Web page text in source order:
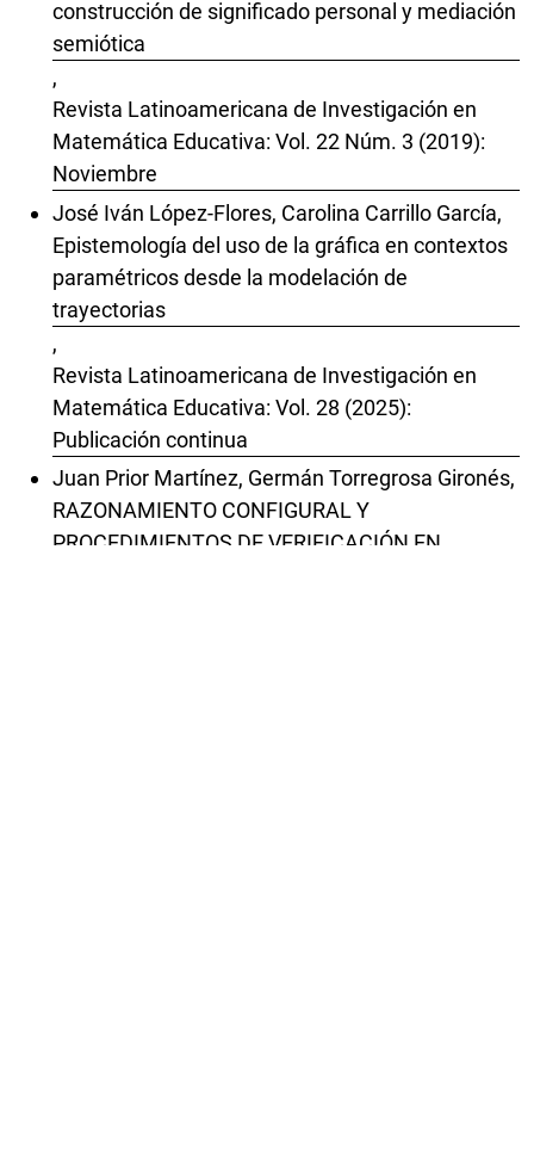
construcción de significado personal y mediación
semiótica
,
Revista Latinoamericana de Investigación en
Matemática Educativa: Vol. 22 Núm. 3 (2019):
Noviembre
José Iván López-Flores, Carolina Carrillo García,
Epistemología del uso de la gráfica en contextos
paramétricos desde la modelación de
trayectorias
,
Revista Latinoamericana de Investigación en
Matemática Educativa: Vol. 28 (2025):
Publicación continua
Juan Prior Martínez, Germán Torregrosa Gironés,
RAZONAMIENTO CONFIGURAL Y
PROCEDIMIENTOS DE VERIFICACIÓN EN